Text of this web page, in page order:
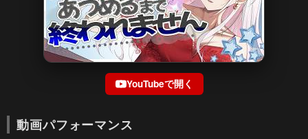
YouTubeで開く
動画パフォーマンス